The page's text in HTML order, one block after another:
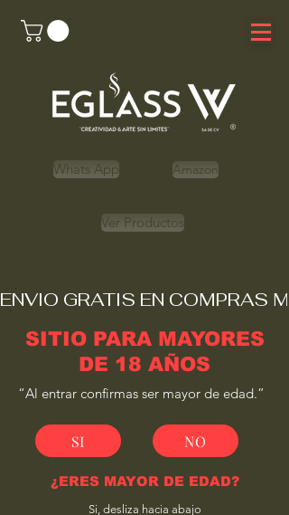
Ver Productos
ENVIO GRATIS EN COMPRAS
SITIO PARA MAYORES
DE 18 AÑOS
“Al entrar confirmas ser mayor de edad.”
SI NO
¿ERES MAYOR DE EDAD?
Si, desliza hacia abajo
Whats App Amazon